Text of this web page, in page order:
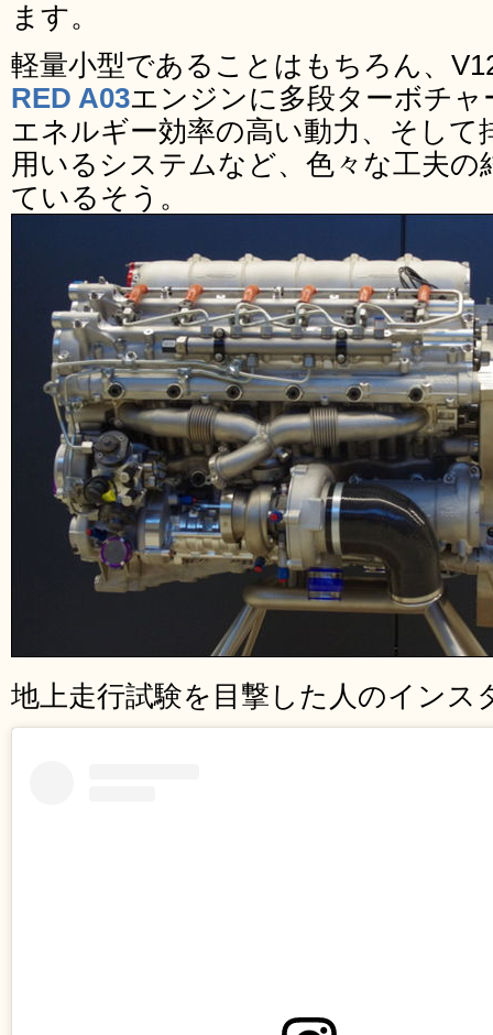
ます。
軽量小型であることはもちろん、
RED A03エンジンに多段ターボチ
エネルギー効率の高い動力、そして
用いるシステムなど、色々な工夫
ているそう。
地上走行試験を目撃した人のインス